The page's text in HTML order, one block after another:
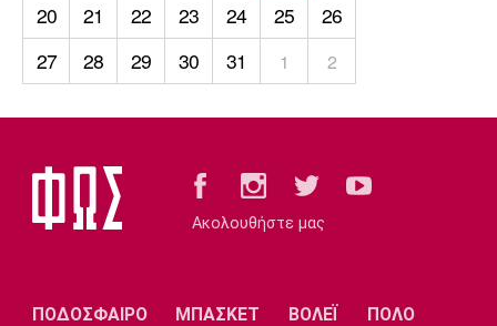
Media
Παρασκήνιο
Μπαρτσελόνα
Ρεάλ
Μαδρίτης
Ατλέτικο
Μαδρίτης
Μάντσεστερ
Γιουνάιτεντ
Τσέλσι Άρσεναλ
Λίβερπουλ
Μάντσεστερ
Γιουβέντους
20
21 22 23 24 25
26
27
28 29 30 31 1 2
Ακολουθήστε μας
ΠΟΔΟΣΦΑΙΡΟ ΜΠΑΣΚΕΤ ΒΟΛΕΪ ΠΟΛΟ